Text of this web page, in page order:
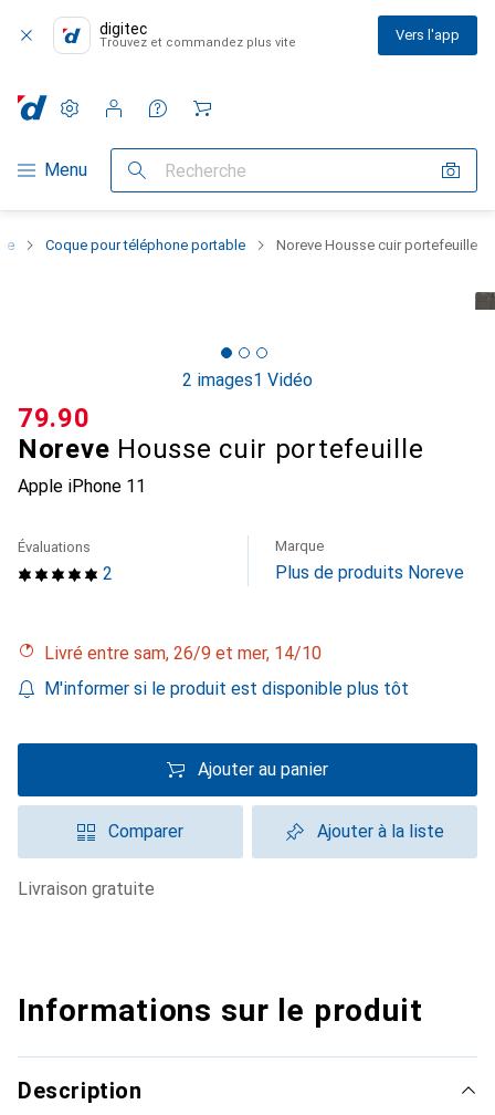
digitec
Trouvez et commandez plus vite Vers l'app
Navigation par catégorie
Menu Recherche
Paramètres
Compte client
Listes de comparaison
Listes d'envies
Panier
Coque pour téléphone portable Noreve Housse cuir portefeuille
2 images1 Vidéo
Noreve Housse cuir portefeuille
Apple iPhone 11
CHF
79.90
2
Évaluations Marque
Plus de produits Noreve
Livré entre sam, 26/9 et mer, 14/10
M'informer si le produit est disponible plus tôt
Ajouter au panier
Comparer Ajouter à la liste
livraison gratuite
Informations sur le produit
Description